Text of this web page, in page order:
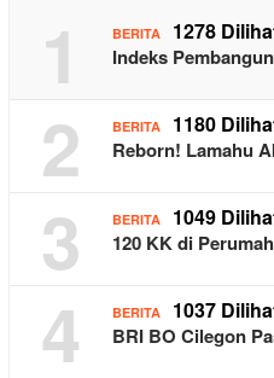
1 BERITA 1278
Indeks
2 BERITA 1180
Reborn! Lamahu
3 BERITA 1049
120 KK di
4 BERITA 1037
BRI BO Cilegon